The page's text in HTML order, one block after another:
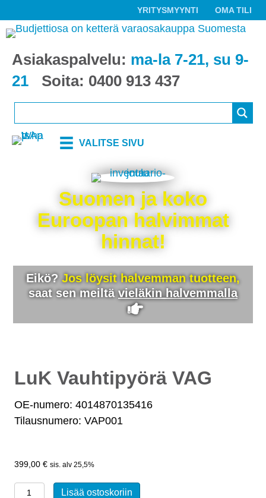
YRITYSMYYNTI OMA TILI
Asiakaspalvelu: ma-la 7-21, su 9-
21
Soita: 0400 913 437
VALITSE SIVU
Suomen ja koko
Euroopan halvimmat
hinnat!
Eikö? Jos löysit halvemman tuotteen,
saat sen meiltävieläkin halvemmalla
LuK Vauhtipyörä VAG
OE-numero: 4014870135416
Tilausnumero: VAP001
399,00 € sis. alv 25,5%
LuK
Lisää ostoskoriin